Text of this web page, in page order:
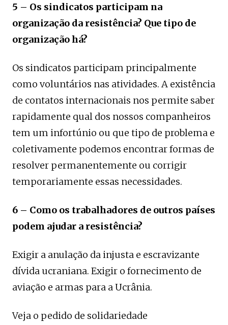
5 – Os sindicatos participam na
organização da resistência? Que tipo de
organização há?
Os sindicatos participam principalmente
como voluntários nas atividades. A existência
de contatos internacionais nos permite saber
rapidamente qual dos nossos companheiros
tem um infortúnio ou que tipo de problema e
coletivamente podemos encontrar formas de
resolver permanentemente ou corrigir
temporariamente essas necessidades.
6 – Como os trabalhadores de outros países
podem ajudar a resistência?
Exigir a anulação da injusta e escravizante
dívida ucraniana. Exigir o fornecimento de
aviação e armas para a Ucrânia.
Veja o pedido de solidariedade